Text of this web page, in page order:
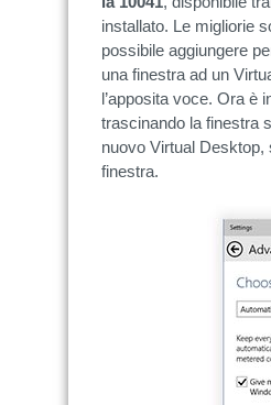
installato. Le migliorie
possibile aggiungere
una finestra ad un
l’apposita voce. Ora è
trascinando la finestra
nuovo Virtual
finestra.